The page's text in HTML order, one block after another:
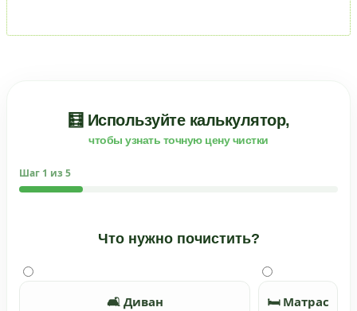
🧮 Используйте калькулятор,
чтобы узнать точную цену чистки
Шаг 1 из 5
Что нужно почистить?
🛋️ Диван 🛏️ Матрас